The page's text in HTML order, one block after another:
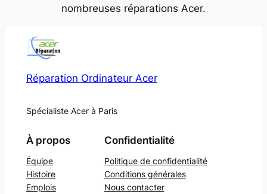
nombreuses réparations Acer.
Réparation Ordinateur Acer
Spécialiste Acer à Paris
À propos
Équipe
Histoire
Emplois
Confidentialité
Politique de confidentialité
Conditions générales
Nous contacter